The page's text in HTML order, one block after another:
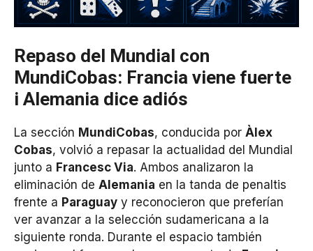
Repaso del Mundial con
MundiCobas: Francia viene fuerte
i Alemania dice adiós
La sección MundiCobas, conducida por Àlex
Cobas, volvió a repasar la actualidad del Mundial
junto a Francesc Via. Ambos analizaron la
eliminación de Alemania en la tanda de penaltis
frente a Paraguay y reconocieron que preferían
ver avanzar a la selección sudamericana a la
siguiente ronda. Durante el espacio también